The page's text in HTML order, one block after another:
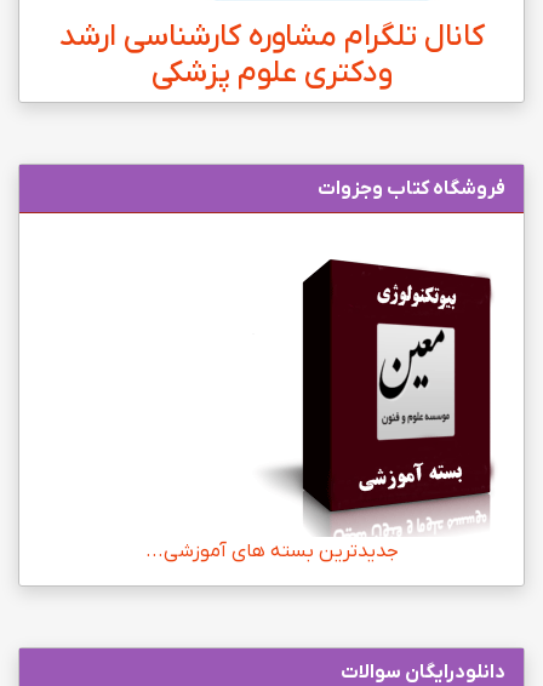
کانال تلگرام مشاوره کارشناسی ارشد
ودکتری علوم پزشکی
فروشگاه کتاب وجزوات
جدیدترین بسته های آموزشی...
دانلودرایگان سوالات